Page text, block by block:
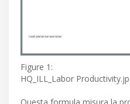
Figure 1:
HQ_ILL_Labor
Questa formula misura la